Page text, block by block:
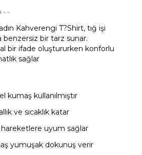
--
Kahverengi T?Shirt, tığ işi
bir tarz sunar.
bir ifade oluştururken konforlu
sağlar
kumaş kullanılmıştır
ve sıcaklık katar
uyum sağlar
yumuşak dokunuş verir